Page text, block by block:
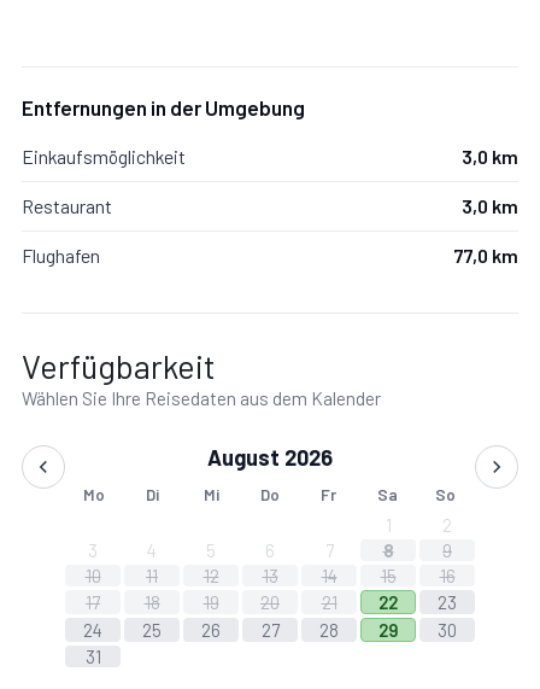
Entfernungen in der Umgebung
Einkaufsmöglichkeit 3,0 km
Restaurant 3,0 km
Flughafen 77,0 km
Verfügbarkeit
Wählen Sie Ihre Reisedaten aus dem Kalender
August 2026
Mo Di Mi Do Fr Sa So
1
2
3
4 5 6 7 8
9
10
11 12 13 14 15
16
17
18 19 20 21 22
23
24
25 26 27 28 29
30
31